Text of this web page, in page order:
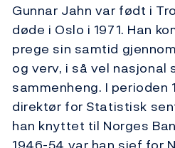
Gunnar Jahn var født i
døde i Oslo i 1971. Han
prege sin samtid
og verv, i så vel nasjonal
sammenheng. I perioden
direktør for Statistisk
han knyttet til Norges